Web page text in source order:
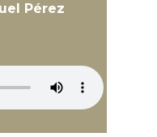
Pérez